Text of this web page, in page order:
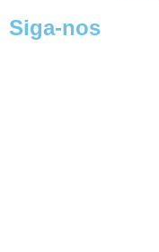
Siga-nos